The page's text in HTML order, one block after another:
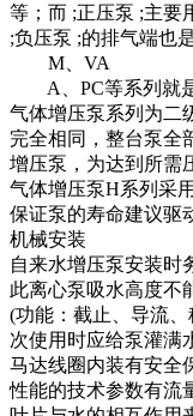
等；而 ;正压泵 ;主要
;负压泵 ;的排气端也
M、VA
A、PC等系列就是 ;
气体增压泵系列为二
完全相同，整台泵全
增压泵，为达到所需
气体增压泵H系列采
保证泵的寿命建议驱
机械安装
自来水增压泵安装时
此离心泵吸水高度不
(功能：截止、导流
次使用时应给泵灌满
马达线圈内装有安全
性能的技术参数有流